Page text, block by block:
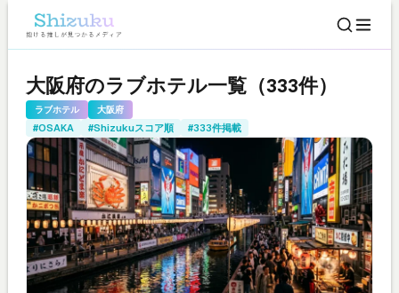
大阪府のラブホテル一覧（333件）
ラブホテル 大阪府
#OSAKA #Shizukuスコア順 #333件掲載